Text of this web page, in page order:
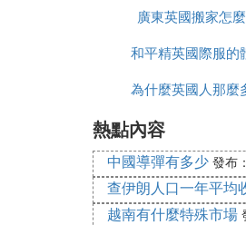
改了
廣東英國搬家怎
和平精英國際服的
服如何上去
為什麼英國人那麼
熱點內容
中國導彈有多少 發布
查伊朗人口一年平均
越南有什麼特殊市場